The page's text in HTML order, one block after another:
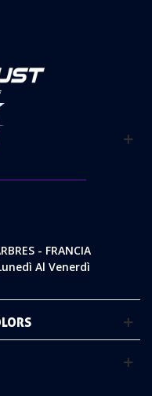
- FRANCIA
Al Venerdì